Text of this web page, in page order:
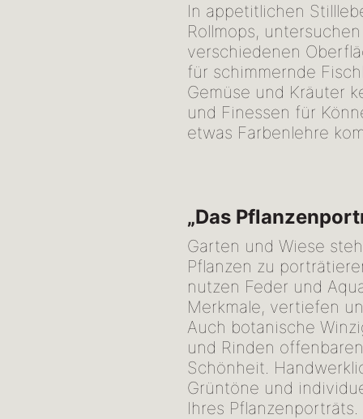
In appetitlichen
Rollmops,
verschiedenen
für schimmernde
Gemüse und Kräuter
und Finessen für
etwas Farbenlehre
„Das
Garten und Wiese
Pflanzen zu
nutzen Feder und
Merkmale, vertiefen
Auch botanische
und Rinden
Schönheit.
Grüntöne und
Ihres Pflanzenporträts.